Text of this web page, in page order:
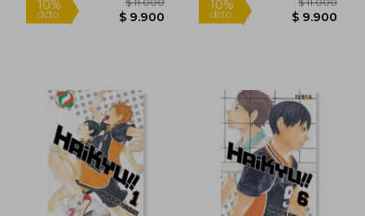
10%
dcto.
$ 11.000
$ 9.900
10%
dcto.